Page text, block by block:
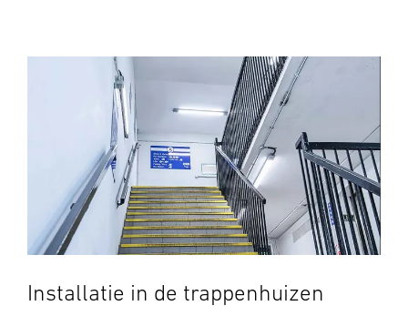
Installatie in de trappenhuizen